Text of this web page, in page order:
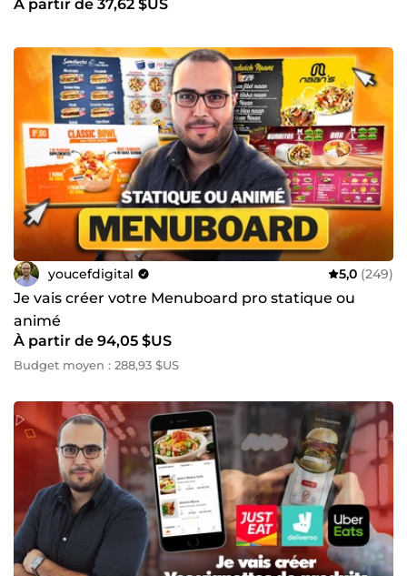
À partir de 37,62 $US
youcefdigital 5,0 (249)
Je vais créer votre Menuboard pro statique ou
animé
À partir de 94,05 $US
Budget moyen : 288,93 $US